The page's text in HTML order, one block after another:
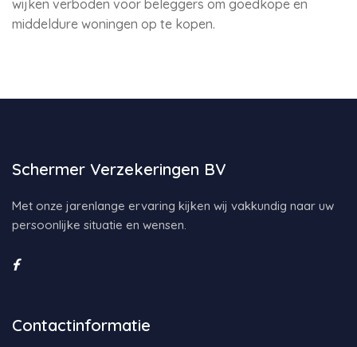
wijken verboden voor beleggers om goedkope en
middeldure woningen op te kopen.
Schermer Verzekeringen BV
Met onze jarenlange ervaring kijken wij vakkundig naar uw
persoonlijke situatie en wensen.
Contactinformatie